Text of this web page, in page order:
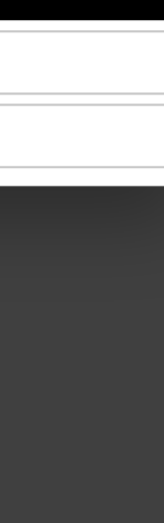
Spindler
Financial Officer